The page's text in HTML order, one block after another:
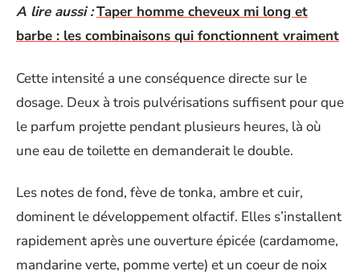
A lire aussi :Taper homme cheveux mi long et
barbe : les combinaisons qui fonctionnent vraiment
Cette intensité a une conséquence directe sur le
dosage. Deux à trois pulvérisations suffisent pour que
le parfum projette pendant plusieurs heures, là où
une eau de toilette en demanderait le double.
Les notes de fond, fève de tonka, ambre et cuir,
dominent le développement olfactif. Elles s’installent
rapidement après une ouverture épicée (cardamome,
mandarine verte, pomme verte) et un coeur de noix